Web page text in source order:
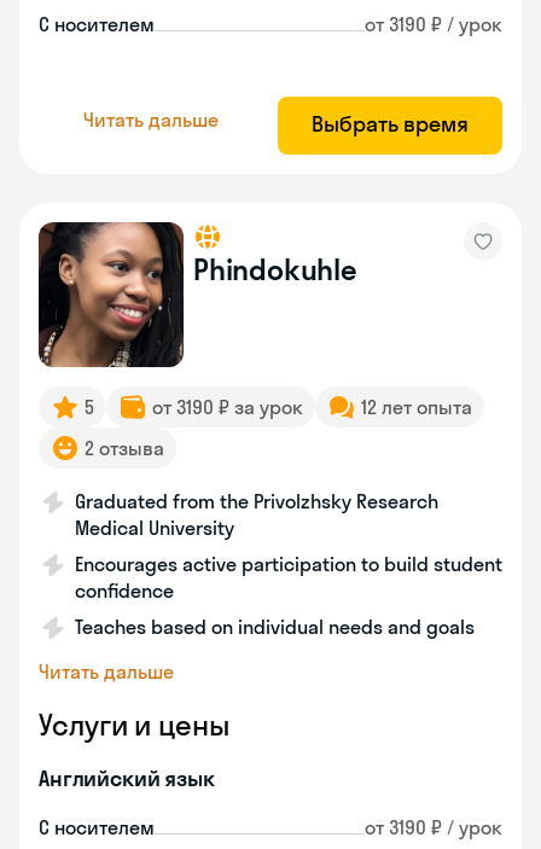
С носителем от 3190 ₽ / урок
Читать дальше Выбрать время
Phindokuhle
5 от 3190 ₽ за урок
12 лет опыта
2 отзыва
Graduated from the Privolzhsky Research
Medical University
Encourages active participation to build student
confidence
Teaches based on individual needs and goals
Читать дальше
Услуги и цены
Английский язык
С носителем от 3190 ₽ / урок